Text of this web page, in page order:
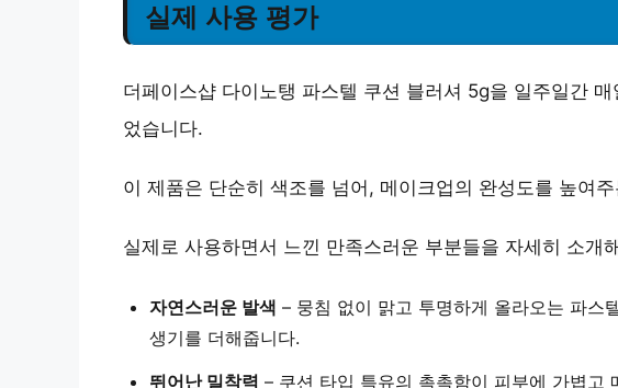
실제 사용 평가
더페이스샵 다이노탱 파스텔 쿠션 블러셔 5g을 일주일간
었습니다.
이 제품은 단순히 색조를 넘어, 메이크업의 완성도를 높여
실제로 사용하면서 느낀 만족스러운 부분들을 자세히 소개
자연스러운 발색 – 뭉침 없이 맑고 투명하게 올라오는 파스
생기를 더해줍니다.
뛰어난 밀착력 – 쿠션 타입 특유의 촉촉함이 피부에 가볍고